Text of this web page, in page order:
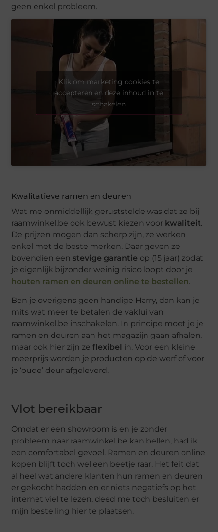
geen enkel probleem.
Klik om marketing cookies te
accepteren en deze inhoud in te
schakelen
Kwalitatieve ramen en deuren
Wat me onmiddellijk geruststelde was dat ze bij
raamwinkel.be ook bewust kiezen voor kwaliteit.
De prijzen mogen dan scherp zijn, ze werken
enkel met de beste merken. Daar geven ze
bovendien een stevige garantie op (15 jaar) zodat
je eigenlijk bijzonder weinig risico loopt door je
houten ramen en deuren online te bestellen.
Ben je overigens geen handige Harry, dan kan je
mits wat meer te betalen de vaklui van
raamwinkel.be inschakelen. In principe moet je je
ramen en deuren aan het magazijn gaan afhalen,
maar ook hier zijn zeflexibel in. Voor een kleine
meerprijs worden je producten op de werf of voor
je ‘oude’ deur afgeleverd.
Vlot bereikbaar
Omdat er een showroom is en je zonder
probleem naar raamwinkel.be kan bellen, had ik
een comfortabel gevoel. Ramen en deuren online
kopen blijft toch wel een beetje raar. Het feit dat
al heel wat andere klanten hun ramen en deuren
er gekocht hadden en er niets negatiefs op het
internet viel te lezen, deed me toch besluiten er
mijn bestelling hier te plaatsen.